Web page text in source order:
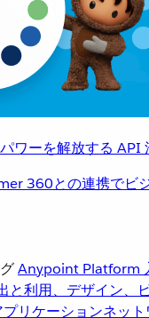
ワーを解放する API
360との連携でビ
Anypoint Platform
と利用、デザイン、
プリケーションネット